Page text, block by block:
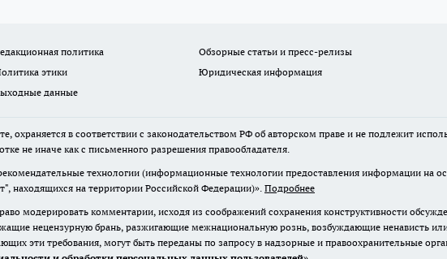
политика
Обзорные статьи и пресс-релизы
этики
Юридическая информация
данные
охраняется в соответствии с законодательством РФ об авторском праве и не подлежит
не иначе как с письменного разрешения правообладателя.
технологии (информационные технологии предоставления информации на
находящихся на территории Российской Федерации)». Подробнее
модерировать комментарии, исходя из соображений сохранения конструктивности
нецензурную брань, разжигающие межнациональную рознь, возбуждающие ненависть
эти требования, могут быть переданы по запросу в надзорные и правоохранительные